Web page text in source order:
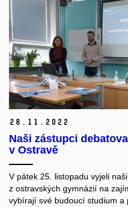
28. 11. 2022
Naši zástupci
v Ostravě
V pátek 25. listopadu vyjeli
z ostravských gymnázií na
vybírají své budoucí studium a